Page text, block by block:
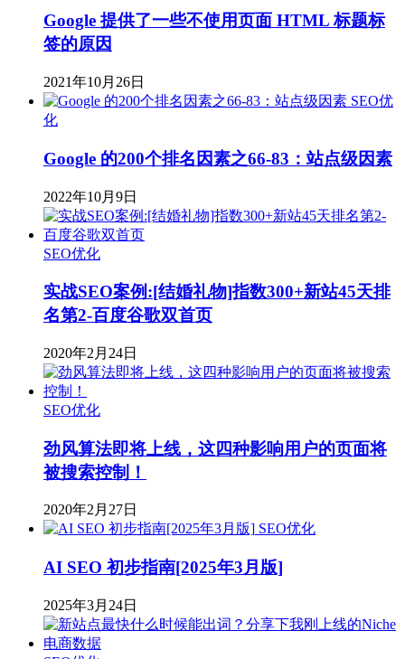
Google 提供了一些不使用页面 HTML 标题标
签的原因
2021年10月26日
SEO优
化
Google 的200个排名因素之66-83：站点级因素
2022年10月9日
SEO优化
实战SEO案例:[结婚礼物]指数300+新站45天排
名第2-百度谷歌双首页
2020年2月24日
SEO优化
劲风算法即将上线，这四种影响用户的页面将
被搜索控制！
2020年2月27日
SEO优化
AI SEO 初步指南[2025年3月版]
2025年3月24日